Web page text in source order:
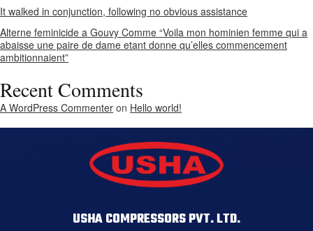
It walked in conjunction, following no obvious assistance
Alterne feminicide a Gouvy Comme “Voila mon hominien femme qui a
abaisse une paire de dame etant donne qu’elles commencement
ambitionnaient”
Recent Comments
A WordPress Commenter on Hello world!
USHA COMPRESSORS PVT. LTD.